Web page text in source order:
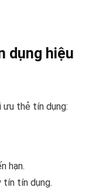
dụng hiệu
ưu thẻ tín dụng:
hạn.
tín tín dụng.